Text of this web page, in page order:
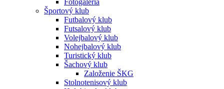
Fotogaléria
Športový klub
Futbalový klub
Futsalový klub
Volejbalový klub
Nohejbalový klub
Turistický klub
Šachový klub
Založenie ŠKG
Stolnotenisový klub